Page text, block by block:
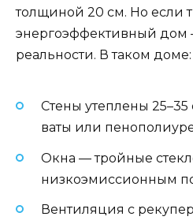
толщиной 20 см. Но если
энергоэффективный дом
реальности. В таком доме:
Стены утеплены
ваты или
Окна — тройные
низкоэмиссионным
Вентиляция с